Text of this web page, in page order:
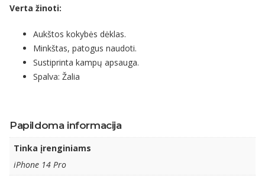
Verta žinoti:
Aukštos kokybės dėklas.
Minkštas, patogus naudoti.
Sustiprinta kampų apsauga.
Spalva: Žalia
Papildoma informacija
Tinka įrenginiams
iPhone 14 Pro